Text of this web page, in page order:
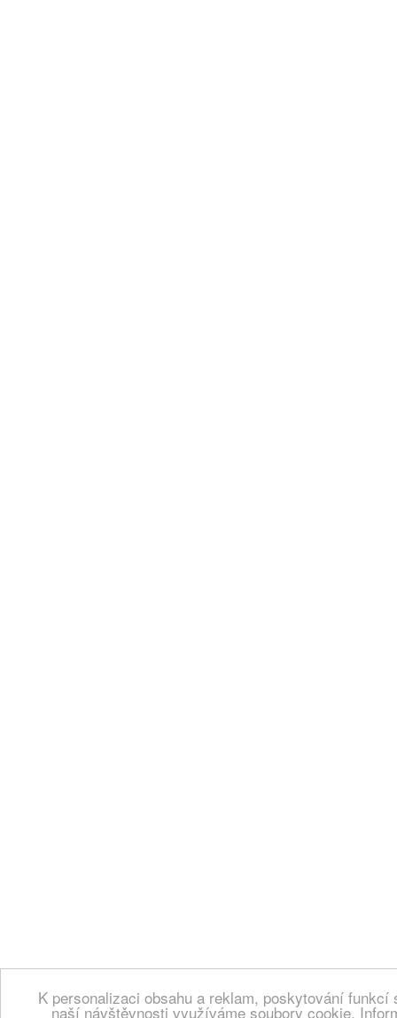
K personalizaci obsahu a reklam, poskytování
naší návštěvnosti využíváme soubory cookie.